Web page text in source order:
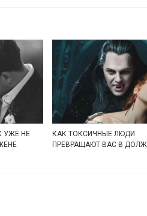
УЖЕ НЕ
КАК ТОКСИЧНЫЕ ЛЮДИ
ПРЕВРАЩАЮТ ВАС В